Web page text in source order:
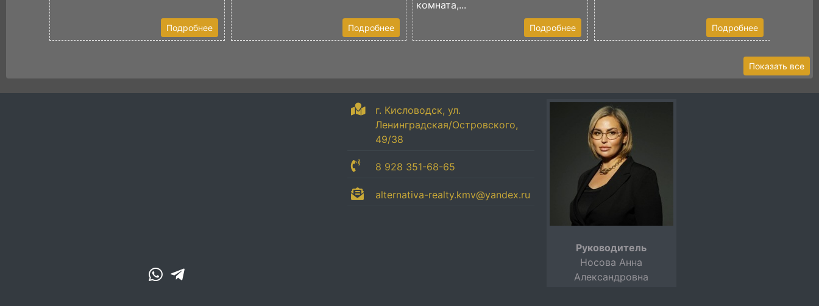
Подробнее Подробнее
комната,...
Подробнее Подробнее
Показать все
г. Кисловодск, ул.
Ленинградская/Островского,
49/38
8 928 351-68-65
alternativa-realty.kmv@yandex.ru
Руководитель
Носова Анна
Александровна